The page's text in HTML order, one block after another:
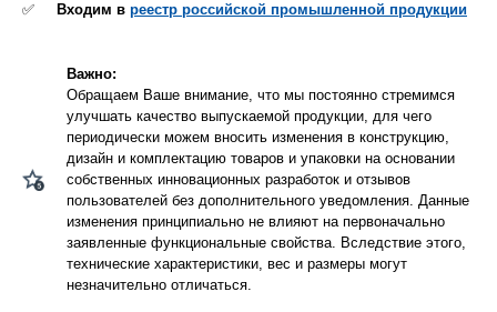
✅ Входим в реестр российской промышленной продукции
Важно:
Обращаем Ваше внимание, что мы постоянно стремимся
улучшать качество выпускаемой продукции, для чего
периодически можем вносить изменения в конструкцию,
дизайн и комплектацию товаров и упаковки на основании
собственных инновационных разработок и отзывов
пользователей без дополнительного уведомления. Данные
изменения принципиально не влияют на первоначально
заявленные функциональные свойства. Вследствие этого,
технические характеристики, вес и размеры могут
незначительно отличаться.